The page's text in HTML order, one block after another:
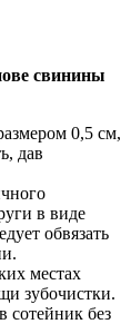
свинины
0,5 см,
дав
в виде
обвязать
местах
зубочистки.
сотейник без